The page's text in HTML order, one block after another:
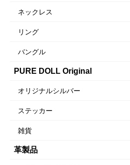
ネックレス
リング
バングル
PURE DOLL Original
オリジナルシルバー
ステッカー
雑貨
革製品